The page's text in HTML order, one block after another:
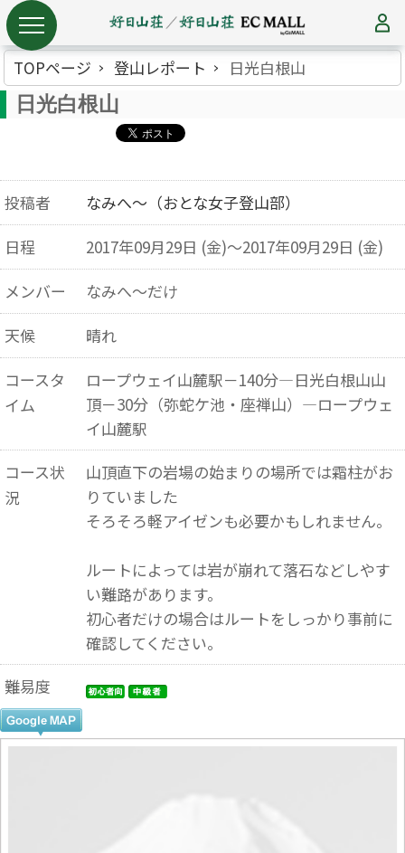
TOPページ 登山レポート 日光白根山
日光白根山
投稿者
なみへ～（おとな女子登山部）
日程
2017年09月29日 (金)～2017年09月29日 (金)
メンバー
なみへ～だけ
天候
晴れ
コースタ
イム
ロープウェイ山麓駅－140分―日光白根山山
頂－30分（弥蛇ケ池・座禅山）―ロープウェ
イ山麓駅
コース状
況
山頂直下の岩場の始まりの場所では霜柱がお
りていました
そろそろ軽アイゼンも必要かもしれません。
ルートによっては岩が崩れて落石などしやす
い難路があります。
初心者だけの場合はルートをしっかり事前に
確認してください。
難易度